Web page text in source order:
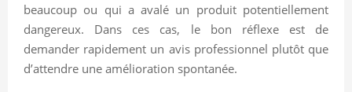
beaucoup ou qui a avalé un produit potentiellement
dangereux. Dans ces cas, le bon réflexe est de
demander rapidement un avis professionnel plutôt que
d’attendre une amélioration spontanée.